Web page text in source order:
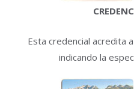
Esta credencial acredita
indicando la